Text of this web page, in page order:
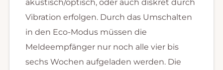
akustisch/optisch, oder auch diskret durch
Vibration erfolgen. Durch das Umschalten
in den Eco-Modus müssen die
Meldeempfänger nur noch alle vier bis
sechs Wochen aufgeladen werden. Die